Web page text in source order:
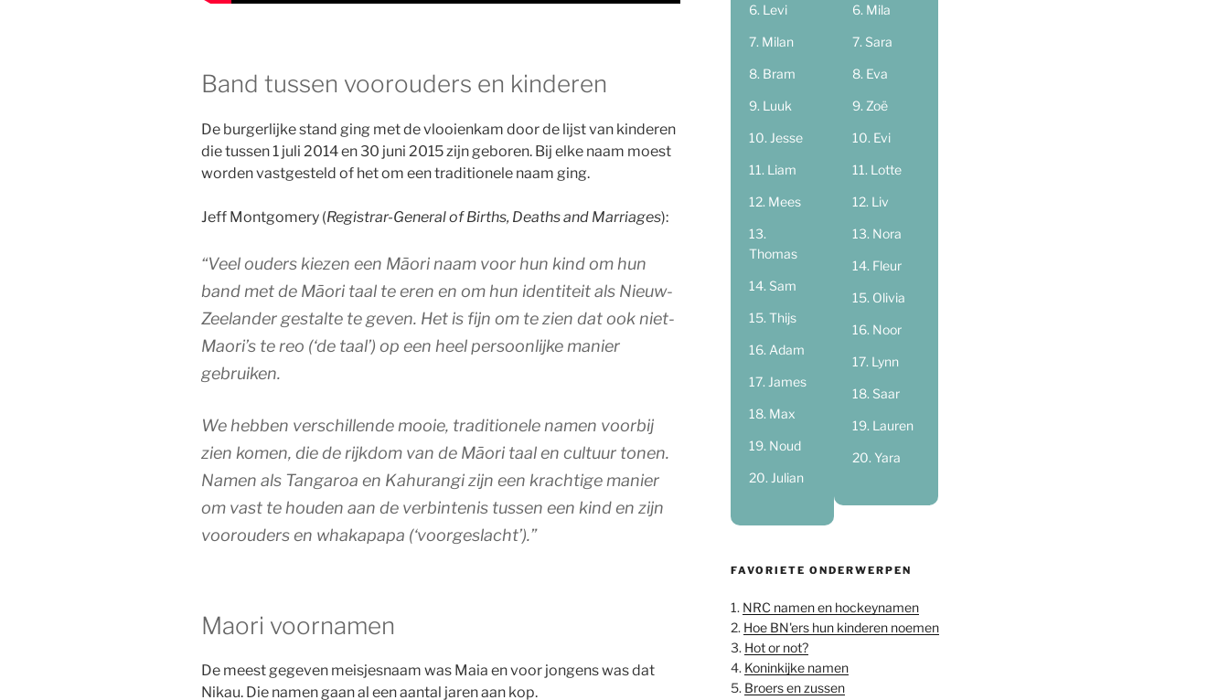
Band tussen voorouders en kinderen
De burgerlijke stand ging met de vlooienkam door de lijst van kinderen
die tussen 1 juli 2014 en 30 juni 2015 zijn geboren. Bij elke naam moest
worden vastgesteld of het om een traditionele naam ging.
Jeff Montgomery (Registrar-General of Births, Deaths and Marriages):
“Veel ouders kiezen een Māori naam voor hun kind om hun
band met de Māori taal te eren en om hun identiteit als Nieuw-
Zeelander gestalte te geven. Het is fijn om te zien dat ook niet-
Maori’s te reo (‘de taal’) op een heel persoonlijke manier
gebruiken.
We hebben verschillende mooie, traditionele namen voorbij
zien komen, die de rijkdom van de Māori taal en cultuur tonen.
Namen als Tangaroa en Kahurangizijn een krachtige manier
om vast te houden aan de verbintenis tussen een kind en zijn
voorouders en whakapapa (‘voorgeslacht’).”
Maori voornamen
De meest gegeven meisjesnaam was Maia en voor jongens was dat
Nikau. Die namen gaan al een aantal jaren aan kop.
Levi
Milan
Bram
Luuk
Jesse
Liam
Mees
Thomas
Sam
Thijs
Adam
James
Max
Noud
Julian
Mila
Sara
Eva
Zoë
Evi
Lotte
Liv
Nora
Fleur
Olivia
Noor
Lynn
Saar
Lauren
Yara
FAVORIETE ONDERWERPEN
1. NRC namen en hockeynamen
2. Hoe BN'ers hun kinderen noemen
3. Hot or not?
4. Koninkijke namen
5. Broers en zussen